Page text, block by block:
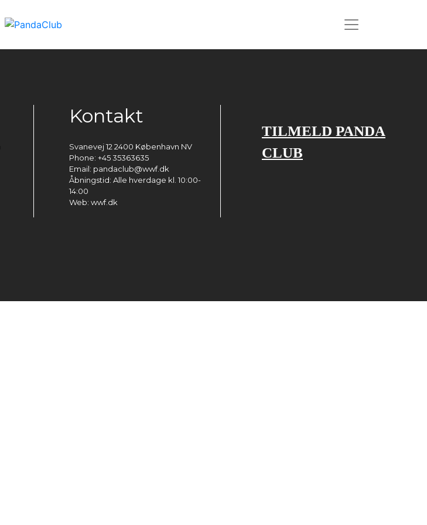
Kontakt
Svanevej 12 2400 København NV
Phone: +45 35363635
Email: pandaclub@wwf.dk
Åbningstid: Alle hverdage kl. 10:00-
14:00
Web: wwf.dk
TILMELD PANDA
CLUB